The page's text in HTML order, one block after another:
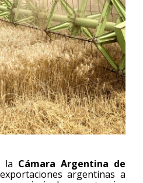
la Cámara Argentina de
argentinas a